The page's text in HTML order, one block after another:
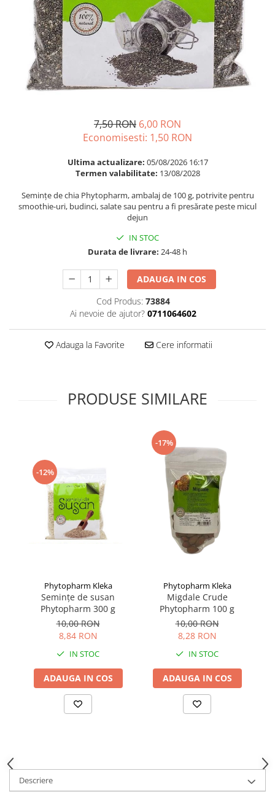
Omega 3
Par si unghii
Probiotice si prebiotice
Prostata
Slabire si control greutate
Supliment Calciu
Supliment Complexe
Supliment Fier
Supliment Vitamina B
Supliment Vitamina C
Supliment Vitamina D3
Supliment Vitamina E
Tincturi si Gemoderivate
Ingrijire par
Balsam masca si tratament
Produse cu SPF Pentru Fata
Repelenti insecte
7,50 RON 6,00 RON
Economisesti: 1,50 RON
Ultima actualizare: 05/08/2026 16:17
Termen valabilitate: 13/08/2028
Semințe de chia Phytopharm, ambalaj de 100 g, potrivite pentru
smoothie-uri, budinci, salate sau pentru a fi presărate peste micul
dejun
IN STOC
Durata de livrare: 24-48 h
ADAUGA IN COS
Cod Produs: 73884
Ai nevoie de ajutor? 0711064602
Adauga la Favorite Cere informatii
PRODUSE SIMILARE
-12%
Phytopharm Kleka
Semințe de susan
Phytopharm 300 g
10,00 RON
8,84 RON
IN STOC
ADAUGA IN COS
-17%
Phytopharm Kleka
Migdale Crude
Phytopharm 100 g
10,00 RON
8,28 RON
IN STOC
ADAUGA IN COS
Descriere